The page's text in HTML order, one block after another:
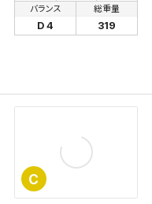
バランス
D 4
総重量
319
C